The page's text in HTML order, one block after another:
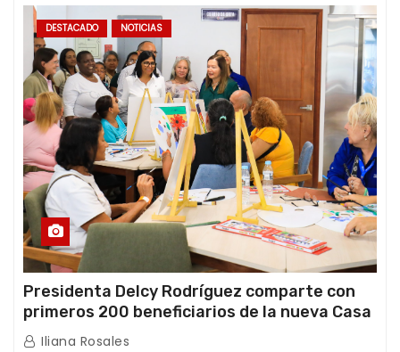
DESTACADO NOTICIAS
Presidenta Delcy Rodríguez comparte con
primeros 200 beneficiarios de la nueva Casa
de los Abuelos “La Primavera” en Caracas
Iliana Rosales